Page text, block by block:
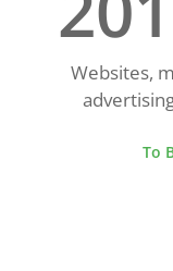
Websites,
To